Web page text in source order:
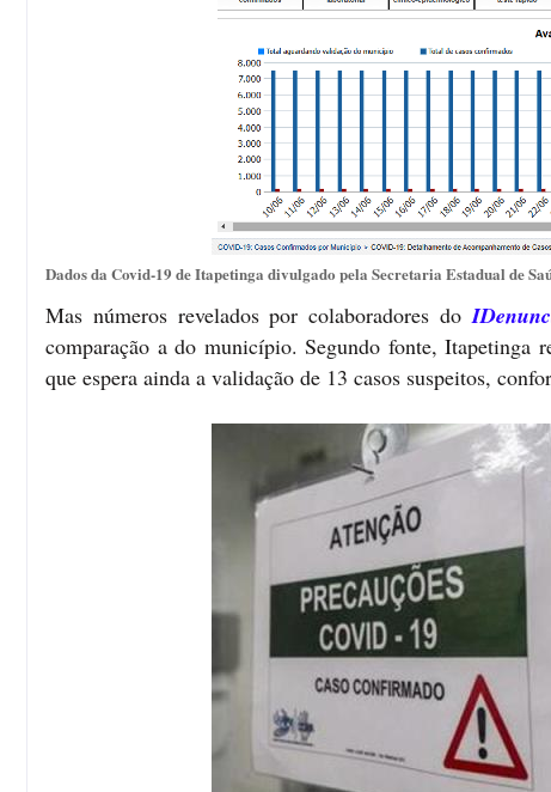
Dados da Covid-19 de Itapetinga divulgado pela Secretaria Estadual de
Mas números revelados por colaboradores do
comparação a do município. Segundo fonte, Itapetinga
que espera ainda a validação de 13 casos suspeitos,